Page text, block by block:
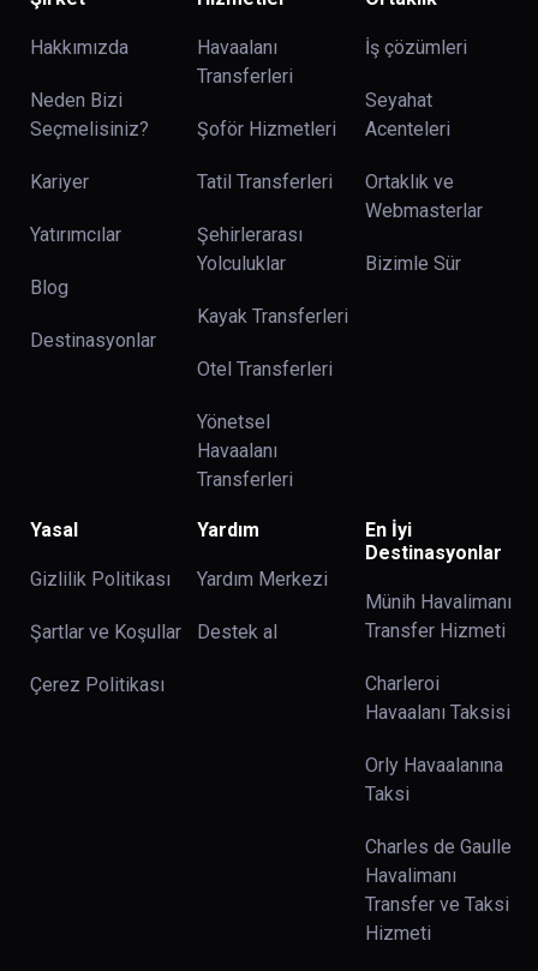
Hakkımızda
Neden Bizi
Seçmelisiniz?
Kariyer
Yatırımcılar
Blog
Destinasyonlar
Havaalanı
Transferleri
Şoför Hizmetleri
Tatil Transferleri
Şehirlerarası
Yolculuklar
Kayak Transferleri
Otel Transferleri
Yönetsel
Havaalanı
Transferleri
İş çözümleri
Seyahat
Acenteleri
Ortaklık ve
Webmasterlar
Bizimle Sür
Yasal
Gizlilik Politikası
Şartlar ve Koşullar
Çerez Politikası
Yardım
Yardım Merkezi
Destek al
En İyi
Destinasyonlar
Münih Havalimanı
Transfer Hizmeti
Charleroi
Havaalanı Taksisi
Orly Havaalanına
Taksi
Charles de Gaulle
Havalimanı
Transfer ve Taksi
Hizmeti